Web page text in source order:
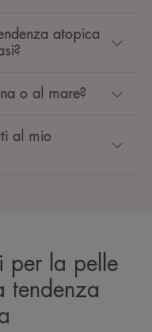
atopica
o al mare?
al mio
per la pelle
tendenza